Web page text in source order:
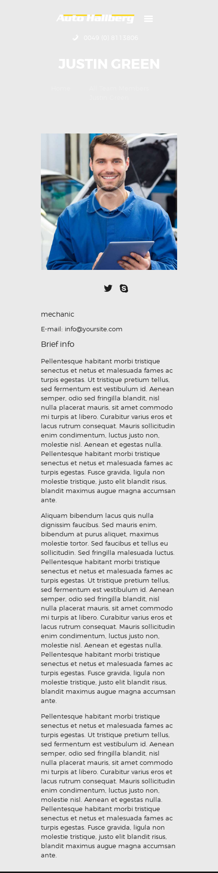
mechanic
E-mail: info@yoursite.com
Brief info
Pellentesque habitant morbi tristique
senectus et netus et malesuada fames ac
turpis egestas. Ut tristique pretium tellus,
sed fermentum est vestibulum id. Aenean
semper, odio sed fringilla blandit, nisl
nulla placerat mauris, sit amet commodo
mi turpis at libero. Curabitur varius eros et
lacus rutrum consequat. Mauris sollicitudin
enim condimentum, luctus justo non,
molestie nisl. Aenean et egestas nulla.
Pellentesque habitant morbi tristique
senectus et netus et malesuada fames ac
turpis egestas. Fusce gravida, ligula non
molestie tristique, justo elit blandit risus,
blandit maximus augue magna accumsan
ante.
Aliquam bibendum lacus quis nulla
dignissim faucibus. Sed mauris enim,
bibendum at purus aliquet, maximus
molestie tortor. Sed faucibus et tellus eu
sollicitudin. Sed fringilla malesuada luctus.
Pellentesque habitant morbi tristique
senectus et netus et malesuada fames ac
turpis egestas. Ut tristique pretium tellus,
sed fermentum est vestibulum id. Aenean
semper, odio sed fringilla blandit, nisl
nulla placerat mauris, sit amet commodo
mi turpis at libero. Curabitur varius eros et
lacus rutrum consequat. Mauris sollicitudin
enim condimentum, luctus justo non,
molestie nisl. Aenean et egestas nulla.
Pellentesque habitant morbi tristique
senectus et netus et malesuada fames ac
turpis egestas. Fusce gravida, ligula non
molestie tristique, justo elit blandit risus,
blandit maximus augue magna accumsan
ante.
Pellentesque habitant morbi tristique
senectus et netus et malesuada fames ac
turpis egestas. Ut tristique pretium tellus,
sed fermentum est vestibulum id. Aenean
semper, odio sed fringilla blandit, nisl
nulla placerat mauris, sit amet commodo
mi turpis at libero. Curabitur varius eros et
lacus rutrum consequat. Mauris sollicitudin
enim condimentum, luctus justo non,
molestie nisl. Aenean et egestas nulla.
Pellentesque habitant morbi tristique
senectus et netus et malesuada fames ac
turpis egestas. Fusce gravida, ligula non
molestie tristique, justo elit blandit risus,
blandit maximus augue magna accumsan
ante.